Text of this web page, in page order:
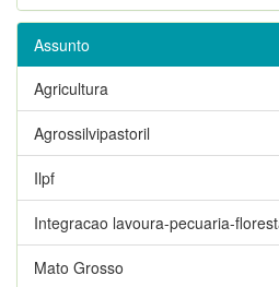
Assunto
Agricultura
Agrossilvipastoril
Ilpf
Integracao lavoura-pecuaria-
Mato Grosso